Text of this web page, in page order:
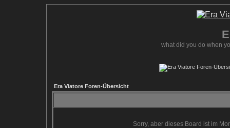
what did you do when
Era Viatore Foren-Übersicht
Sorry, aber dieses Board ist im